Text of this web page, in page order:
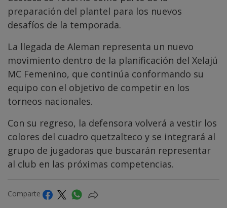
preparación del plantel para los nuevos
desafíos de la temporada.
La llegada de Aleman representa un nuevo
movimiento dentro de la planificación del Xelajú
MC Femenino, que continúa conformando su
equipo con el objetivo de competir en los
torneos nacionales.
Con su regreso, la defensora volverá a vestir los
colores del cuadro quetzalteco y se integrará al
grupo de jugadoras que buscarán representar
al club en las próximas competencias.
Comparte